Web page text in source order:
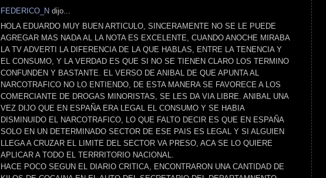
FEDERICO_N dijo...
HOLA EDUARDO MUY BUEN ARTICULO, SINCERAMENTE NO SE LE PUEDE
AGREGAR MAS NADA AL LA NOTA ES EXCELENTE, CUANDO ANOCHE MIRABA
LA TV ADVERTI LA DIFERENCIA DE LA QUE HABLAS, ENTRE LA TENENCIA Y
EL CONSUMO, Y LA VERDAD ES QUE SI NO SE TIENEN CLARO LOS TERMINO
CONFUNDEN Y BASTANTE. EL VERSO DE ANIBAL DE QUE APUNTA AL
NARCOTRAFICO NO LO ENTIENDO, DE ESTA MANERA SE FAVORECE A LOS
COMERCIANTE DE DROGAS MINORISTAS, SE LES DA VIA LIBRE. ANIBAL UNA
VEZ DIJO QUE EN ESPAÑA ERA LEGAL EL CONSUMO Y SE HABIA
DISMINUIDO EL NARCOTRAFICO, LO QUE FALTO DECIR ES QUE EN ESPAÑA
SOLO EN UN DETERMINADO SECTOR DE ESE PAIS ES LEGAL Y SI ALGUIEN
LLEGA A CRUZAR EL LIMITE DEL SECTOR VA PRESO, ACA SE LO QUIERE
APLICAR A TODO EL TERRRITORIO NACIONAL.
HACE POCO SEGUN EL DIARIO CRITICA, ENCONTRARON UNA CANTIDAD DE